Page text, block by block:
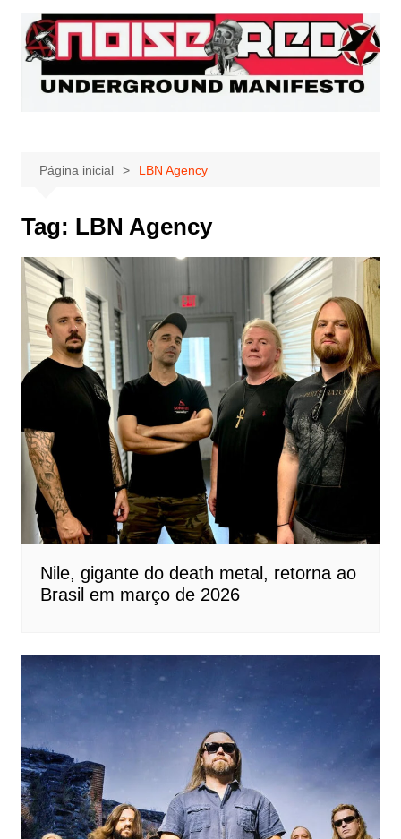
para
conteúdo
Página inicial LBN Agency
Tag: LBN Agency
Nile, gigante do death metal, retorna ao
Brasil em março de 2026